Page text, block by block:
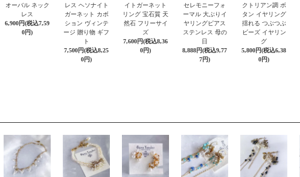
オーバル ネック
レス
6,900円(税込7,59
0円)
レス ヘソナイト
ガーネット カボ
ション ヴィンテ
ージ 贈り物 ギフ
ト
7,500円(税込8,25
0円)
イトガーネット
リング 宝石質 天
然石 フリーサイ
ズ
7,600円(税込8,36
0円)
セレモニーフォ
ーマル 大ぶりイ
ヤリングピアス
ステンレス 母の
日
8,888円(税込9,77
7円)
クトリアン調 ボ
タン イヤリング
揺れる つぶつぶ
ビーズ イヤリン
グ
5,800円(税込6,38
0円)